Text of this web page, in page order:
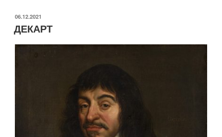
ОПУБЛИКОВАНО
06.12.2021
ДЕКАРТ